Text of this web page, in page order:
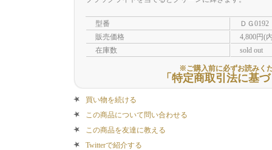
型番
ＤＧ0192
販売価格
4,800円(
在庫数
sold out
※ご購入前に必ずお読みく
「特定商取引法に基
買い物を続ける
この商品について問い合わせる
この商品を友達に教える
Twitterで紹介する